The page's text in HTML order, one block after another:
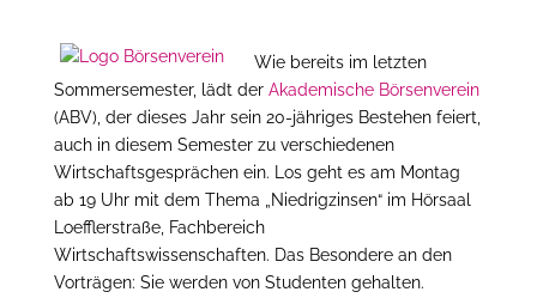
Wie bereits im letzten
Sommersemester, lädt der Akademische Börsenverein
(ABV), der dieses Jahr sein 20-jähriges Bestehen feiert,
auch in diesem Semester zu verschiedenen
Wirtschaftsgesprächen ein. Los geht es am Montag
ab 19 Uhr mit dem Thema „Niedrigzinsen“ im Hörsaal
Loefflerstraße, Fachbereich
Wirtschaftswissenschaften. Das Besondere an den
Vorträgen: Sie werden von Studenten gehalten.